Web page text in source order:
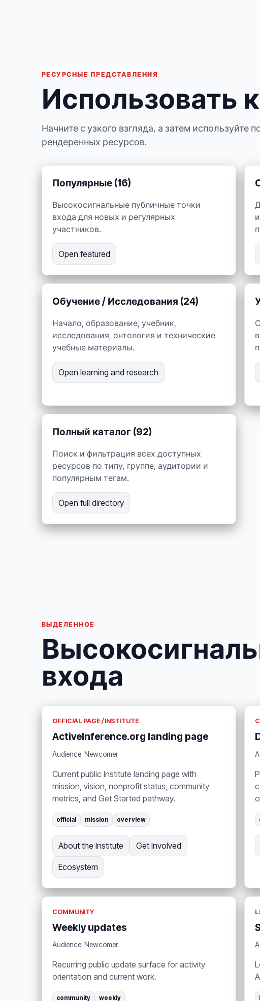
РЕСУРСНЫЕ ПРЕДСТАВЛЕНИЯ
Использовать
Начните с узкого взгляда, а затем используйте
рендеренных ресурсов.
Популярные (16)
Высокосигнальные публичные точки
входа для новых и регулярных
участников.
Open featured
Обучение / Исследования (24)
Начало, образование, учебник,
исследования, онтология и технические
учебные материалы.
Open learning and research
Полный каталог (92)
Поиск и фильтрация всех доступных
ресурсов по типу, группе, аудитории и
популярным тегам.
Open full directory
ВЫДЕЛЕННОЕ
входа
OFFICIAL PAGE / INSTITUTE
ActiveInference.org landing page
Audience: Newcomer
Current public Institute landing page with
mission, vision, nonprofit status, community
metrics, and Get Started pathway.
official mission overview
About the Institute Get Involved
Ecosystem
COMMUNITY
Weekly updates
Audience: Newcomer
Recurring public update surface for activity
orientation and current work.
community weekly